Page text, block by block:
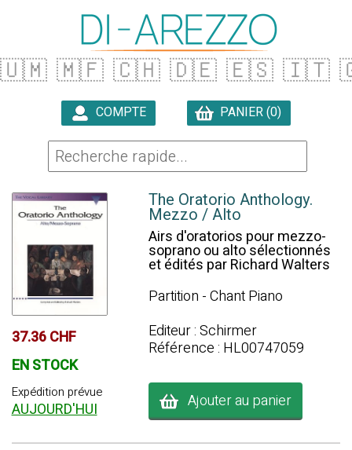
🇺🇲 🇲🇫 🇨🇭 🇩🇪 🇪🇸 🇮🇹
COMPTE PANIER (0)
37.36 CHF
EN STOCK
Expédition prévue
AUJOURD'HUI
The Oratorio Anthology.
Mezzo / Alto
Airs d'oratorios pour mezzo-
soprano ou alto sélectionnés
et édités par Richard Walters
Partition - Chant Piano
Editeur : Schirmer
Référence : HL00747059
Ajouter au panier